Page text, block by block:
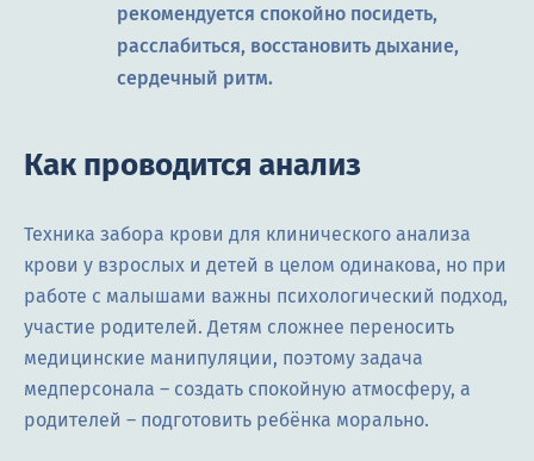
рекомендуется спокойно посидеть,
расслабиться, восстановить дыхание,
сердечный ритм.
Как проводится анализ
Техника забора крови для клинического анализа
крови у взрослых и детей в целом одинакова, но при
работе с малышами важны психологический подход,
участие родителей. Детям сложнее переносить
медицинские манипуляции, поэтому задача
медперсонала – создать спокойную атмосферу, а
родителей – подготовить ребёнка морально.